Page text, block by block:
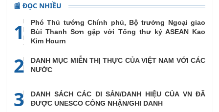
📰 ĐỌC NHIỀU
1
Phó Thủ tướng Chính phủ, Bộ trưởng Ngoại giao
Bùi Thanh Sơn gặp với Tổng thư ký ASEAN Kao
Kim Hourn
2
DANH MỤC MIỄN THỊ THỰC CỦA VIỆT NAM VỚI CÁC
NƯỚC
3
DANH SÁCH CÁC DI SẢN/DANH HIỆU CỦA VN ĐÃ
ĐƯỢC UNESCO CÔNG NHẬN/GHI DANH